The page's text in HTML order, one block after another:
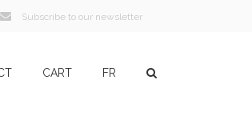
Subscribe to our newsletter
CART FR